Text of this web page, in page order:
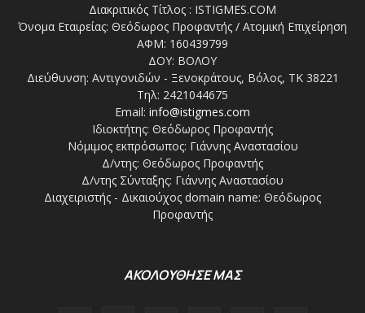
Διακριτικός Τίτλος : ISTIGMES.COM
Όνομα Εταιρείας: Θεόδωρος Προφαντής / Ατομική Επιχείρηση
ΑΦΜ: 160439799
ΔΟΥ: ΒΟΛΟΥ
Διεύθυνση: Αντιγονιδών - Ξενοκράτους, Βόλος, ΤΚ 38221
Τηλ: 2421044675
Email: info@istigmes.com
Ιδιοκτήτης: Θεόδωρος Προφαντής
Νόμιμος εκπρόσωπος: Γιάννης Αναστασίου
Δ/ντης: Θεόδωρος Προφαντής
Δ/ντης Σύνταξης: Γιάννης Αναστασίου
Διαχειριστής - Δικαιούχος domain name: Θεόδωρος
Προφαντής
ΑΚΟΛΟΥΘΗΣΕ ΜΑΣ